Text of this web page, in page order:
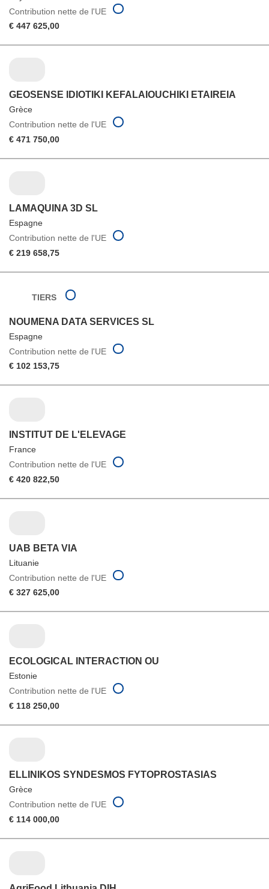
Contribution nette de l'UE
€ 447 625,00
GEOSENSE IDIOTIKI KEFALAIOUCHIKI ETAIREIA
Grèce
Contribution nette de l'UE
€ 471 750,00
LAMAQUINA 3D SL
Espagne
Contribution nette de l'UE
€ 219 658,75
TIERS
NOUMENA DATA SERVICES SL
Espagne
Contribution nette de l'UE
€ 102 153,75
INSTITUT DE L'ELEVAGE
France
Contribution nette de l'UE
€ 420 822,50
UAB BETA VIA
Lituanie
Contribution nette de l'UE
€ 327 625,00
ECOLOGICAL INTERACTION OU
Estonie
Contribution nette de l'UE
€ 118 250,00
ELLINIKOS SYNDESMOS FYTOPROSTASIAS
Grèce
Contribution nette de l'UE
€ 114 000,00